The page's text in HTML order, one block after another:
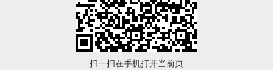
扫一扫在手机打开当前页